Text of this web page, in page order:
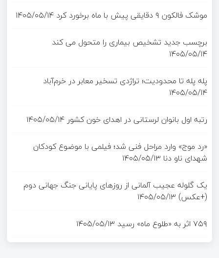
موشک فالکون ۹ دقایقی پیش با ماه برخورد کرد
۱۴۰۵/۰۵/۱۴
برچسب جدید تشخیص بیماری را متحول می کند
۱۴۰۵/۰۵/۱۴
پله پله تا محدودیت؛ تراژدی تسخیر معابر در خرم‌آباد
۱۴۰۵/۰۵/۱۴
رتبه اول بانوان لرستانی در اهدای خون کشور ۱۴۰۵/۰۵/۱۴
«رد موج» وارد مراحل فنی شد؛ فیلمی با موضوع کودکان
شهدای ناو دنا ۱۴۰۵/۰۵/۱۳
یک گلوله عجیب آلمانی از روزهای پایانی جنگ جهانی دوم
(+عکس) ۱۴۰۵/۰۵/۱۳
۷۵۹ اثر به «طلوع ماه» رسید
۱۴۰۵/۰۵/۱۳